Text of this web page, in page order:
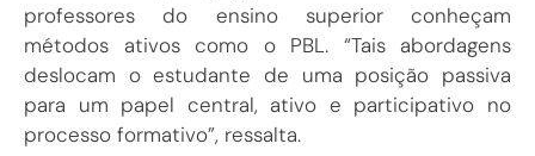
professores do ensino superior conheçam
métodos ativos como o PBL. “Tais abordagens
deslocam o estudante de uma posição passiva
para um papel central, ativo e participativo no
processo formativo”, ressalta.